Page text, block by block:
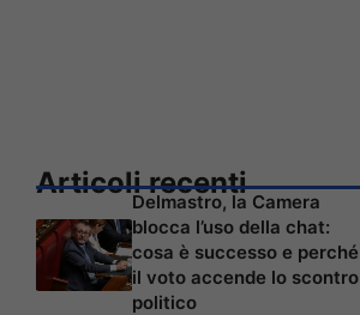
Articoli recenti
Delmastro, la Camera
blocca l’uso della chat:
cosa è successo e perché
il voto accende lo scontro
politico